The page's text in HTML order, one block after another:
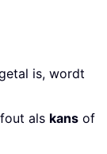
is, wordt
als kans of